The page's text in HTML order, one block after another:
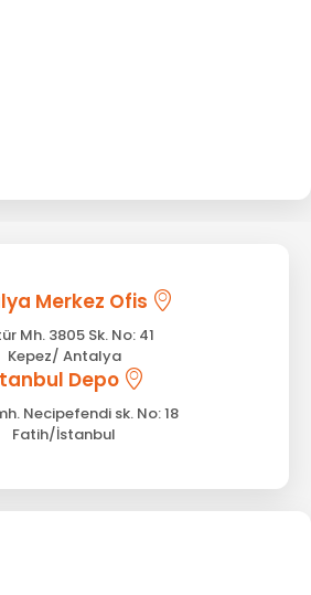
Merkez Ofis
Mh. 3805 Sk. No: 41
Kepez/ Antalya
Depo
Necipefendi sk. No: 18
Fatih/İstanbul